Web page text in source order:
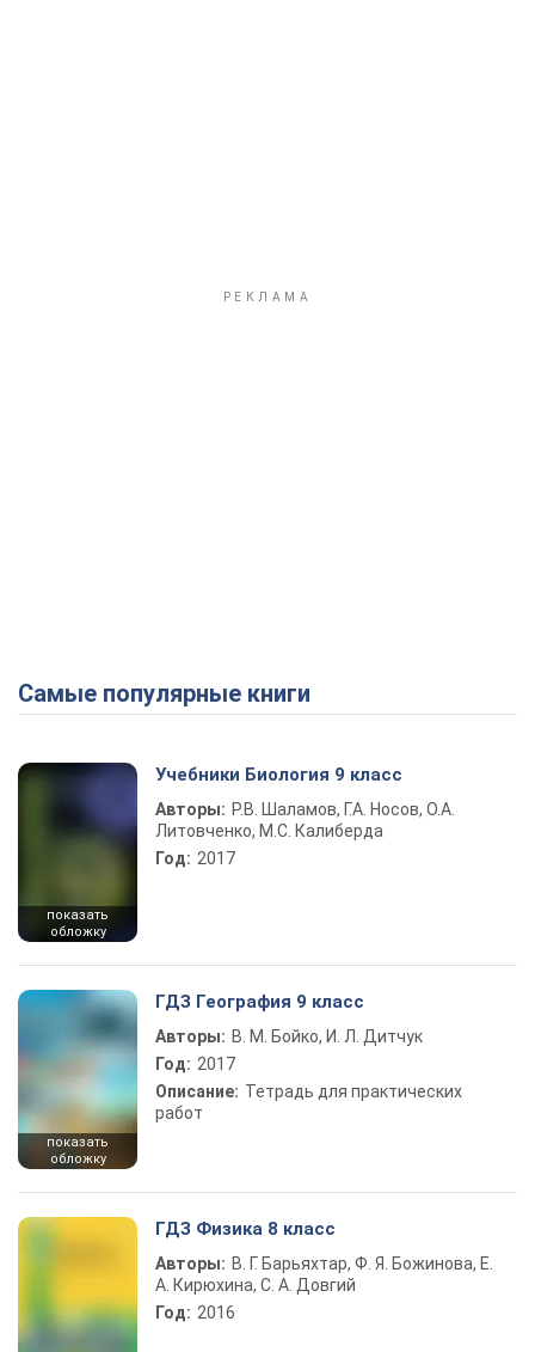
Самые популярные книги
показать
обложку
Учебники Биология 9 класс
Авторы: Р.В. Шаламов, Г.А. Носов, О.А.
Литовченко, М.С. Калиберда
Год: 2017
показать
обложку
ГДЗ География 9 класс
Авторы: В. М. Бойко, И. Л. Дитчук
Год: 2017
Описание: Тетрадь для практических
работ
ГДЗ Физика 8 класс
Авторы: В. Г. Барьяхтар, Ф. Я. Божинова, Е.
А. Кирюхина, С. А. Довгий
Год: 2016